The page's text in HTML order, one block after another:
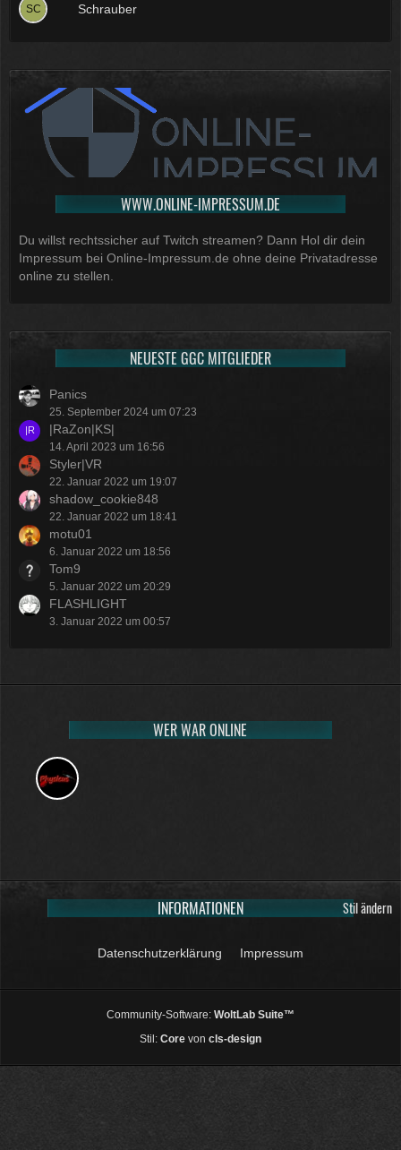
Schrauber
WWW.ONLINE-IMPRESSUM.DE
Du willst rechtssicher auf Twitch streamen? Dann Hol dir dein
Impressum bei Online-Impressum.de ohne deine Privatadresse
online zu stellen.
NEUESTE GGC MITGLIEDER
Panics
25. September 2024 um 07:23
|RaZon|KS|
14. April 2023 um 16:56
Styler|VR
22. Januar 2022 um 19:07
shadow_cookie848
22. Januar 2022 um 18:41
motu01
6. Januar 2022 um 18:56
Tom9
5. Januar 2022 um 20:29
FLASHLIGHT
3. Januar 2022 um 00:57
WER WAR ONLINE
Stil ändern
INFORMATIONEN
Datenschutzerklärung Impressum
Community-Software: WoltLab Suite™
Stil: Core von cls-design